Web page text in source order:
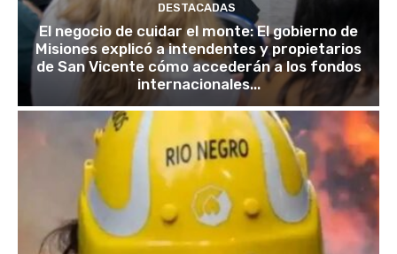
DESTACADAS
El negocio de cuidar el monte: El gobierno de
Misiones explicó a intendentes y propietarios
de San Vicente cómo accederán a los fondos
internacionales...